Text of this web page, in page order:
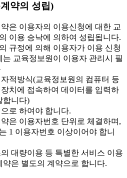
약의 성립)
은 이용자의 이용신청에 대한 교
이용 승낙에 의하여 성립됩니다.
규정에 의해 이용자가 이용 신청
는 교육정보원이 이용자 관리시 필
적방식(교육정보원의 컴퓨터 등
치에 접속하여 데이터를 입력하
합니다)
로 하여야 합니다.
은 이용자번호 단위로 체결하며,
1 이용자번호 이상이어야 합니
대량이용 등 특별한 서비스 이용
약은 별도의 계약으로 합니다.